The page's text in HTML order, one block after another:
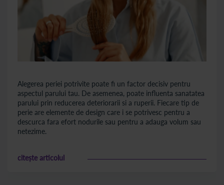
Alegerea periei potrivite poate fi un factor decisiv pentru
aspectul parului tau. De asemenea, poate influenta sanatatea
parului prin reducerea deteriorarii si a ruperii. Fiecare tip de
perie are elemente de design care i se potrivesc pentru a
descurca fara efort nodurile sau pentru a adauga volum sau
netezime.
citește articolul